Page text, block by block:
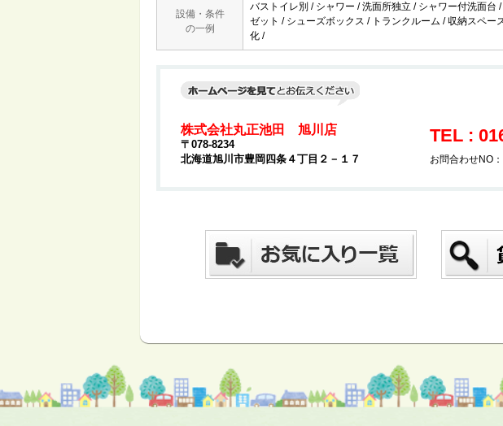
設備・条件
の一例
バストイレ別 / シャワー / 洗面所独立 / シャワー付洗面台
ゼット / シューズボックス / トランクルーム / 収納スペ
化 /
株式会社丸正池田 旭川店
〒078-8234
北海道旭川市豊岡四条４丁目２－１７
TEL :
お問合わせNO：